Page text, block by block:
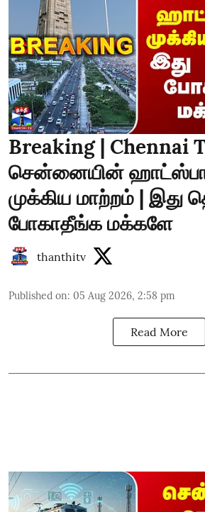
Breaking | Chennai
சென்னையின்
முக்கிய மாற்றம் | இது
போகாதீங்க மக்களே
thanthitv
Published on: 05 Aug 2026, 2:58 pm
Read More